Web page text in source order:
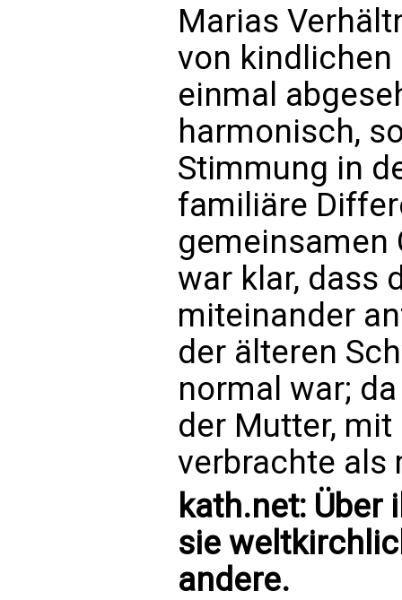
Marias
von kindlichen
einmal
harmonisch,
Stimmung in
familiäre
gemeinsamen
war klar, dass
miteinander
der älteren
normal war;
der Mutter,
verbrachte als
kath.net: Über
sie
andere.